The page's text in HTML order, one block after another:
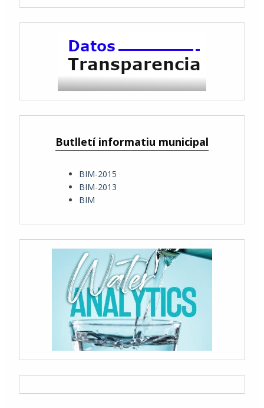
Butlletí informatiu municipal
BIM-2015
BIM-2013
BIM